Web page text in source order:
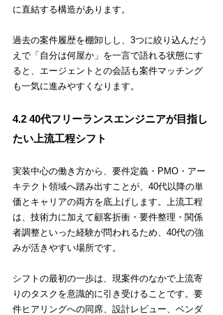
に直結する構造があります。
過去の案件履歴を棚卸しし、3つに絞り込んだう
えで「自分は何屋か」を一言で語れる状態にす
ると、エージェントとの会話も案件マッチング
も一気に進みやすくなります。
4.2 40代フリーランスエンジニアが目指し
たい上流工程シフト
実装中心の働き方から、要件定義・PMO・アー
キテクト領域へ踏み出すことが、40代以降の単
価とキャリアの両方を底上げします。上流工程
は、技術力に加えて顧客折衝・要件整理・関係
者調整といった経験が問われるため、40代の強
みが活きやすい場所です。
シフトの最初の一歩は、現案件のなかで上流寄
りのタスクを意識的に引き受けることです。要
件ヒアリングへの同席、設計レビュー、ベンダ